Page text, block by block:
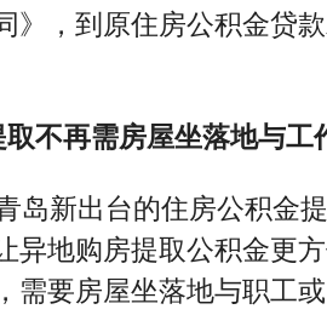
》，到原住房公积金贷
不再需房屋坐落地与工
岛新出台的住房公积金
异地购房提取公积金更
需要房屋坐落地与职工